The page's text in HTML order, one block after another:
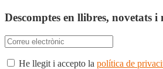
Descomptes en llibres, novetats i
He llegit i accepto la política de